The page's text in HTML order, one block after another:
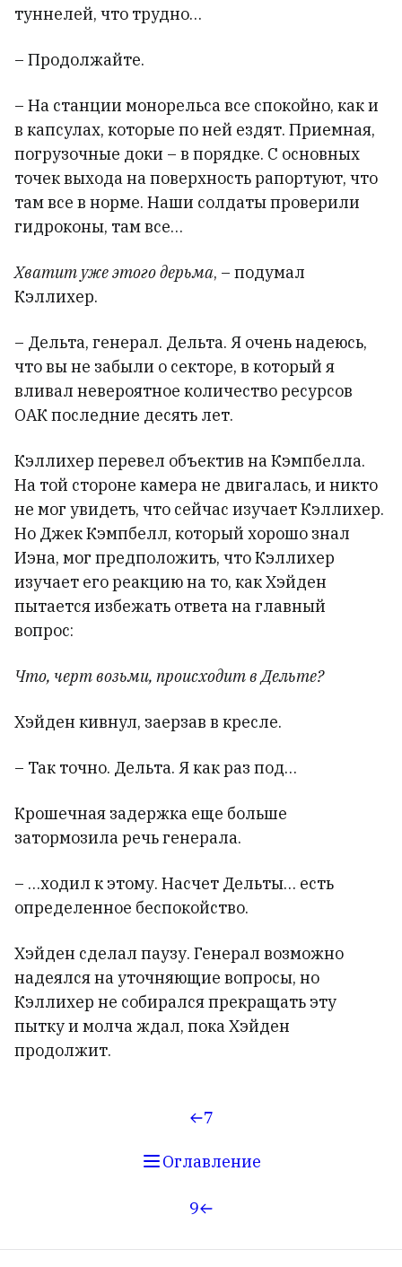
туннелей, что трудно…
– Продолжайте.
– На станции монорельса все спокойно, как и
в капсулах, которые по ней ездят. Приемная,
погрузочные доки – в порядке. С основных
точек выхода на поверхность рапортуют, что
там все в норме. Наши солдаты проверили
гидроконы, там все…
Хватит уже этого дерьма, – подумал
Кэллихер.
– Дельта, генерал. Дельта. Я очень надеюсь,
что вы не забыли о секторе, в который я
вливал невероятное количество ресурсов
ОАК последние десять лет.
Кэллихер перевел объектив на Кэмпбелла.
На той стороне камера не двигалась, и никто
не мог увидеть, что сейчас изучает Кэллихер.
Но Джек Кэмпбелл, который хорошо знал
Иэна, мог предположить, что Кэллихер
изучает его реакцию на то, как Хэйден
пытается избежать ответа на главный
вопрос:
Что, черт возьми, происходит в Дельте?
Хэйден кивнул, заерзав в кресле.
– Так точно. Дельта. Я как раз под…
Крошечная задержка еще больше
затормозила речь генерала.
– …ходил к этому. Насчет Дельты… есть
определенное беспокойство.
Хэйден сделал паузу. Генерал возможно
надеялся на уточняющие вопросы, но
Кэллихер не собирался прекращать эту
пытку и молча ждал, пока Хэйден
продолжит.
7
Оглавление
9